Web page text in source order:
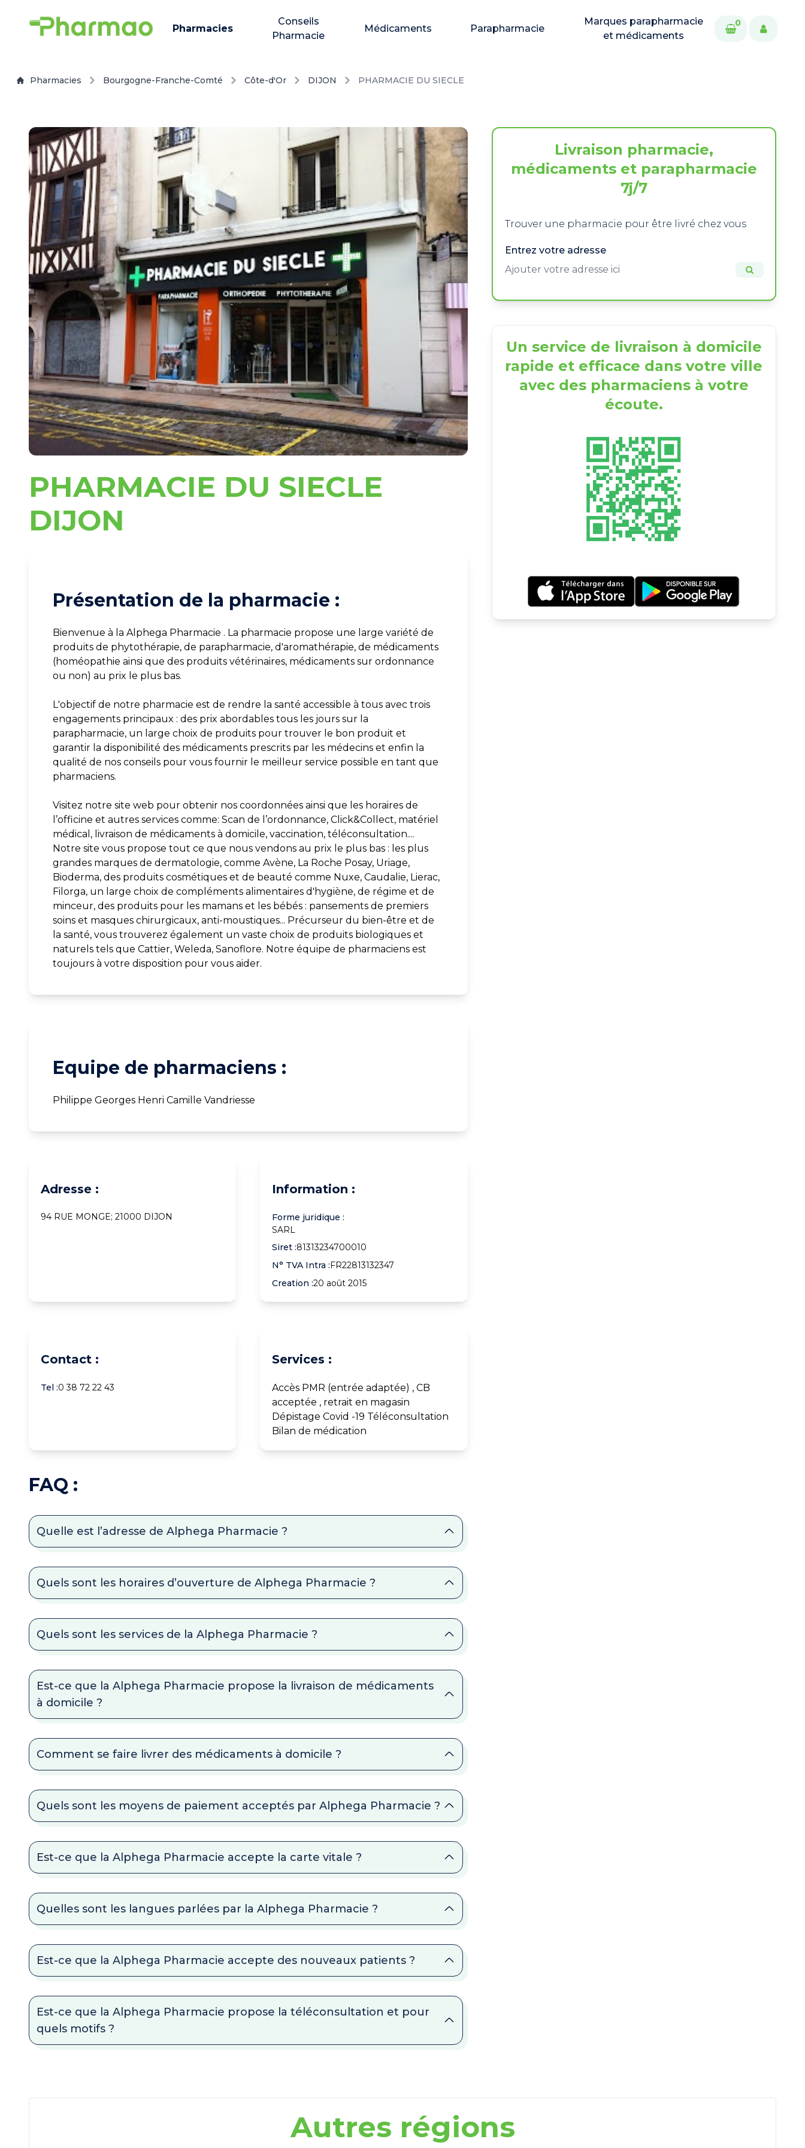
Pharmacies
Conseils
Pharmacie
Médicaments Parapharmacie
Marques parapharmacie
et médicaments
0
Pharmacies Bourgogne-Franche-Comté Côte-d'Or DIJON PHARMACIE DU SIECLE
PHARMACIE DU SIECLE
DIJON
Présentation de la pharmacie :
Bienvenue à la Alphega Pharmacie . La pharmacie propose une large variété de
produits de phytothérapie, de parapharmacie, d'aromathérapie, de médicaments
(homéopathie ainsi que des produits vétérinaires, médicaments sur ordonnance
ou non) au prix le plus bas.
L'objectif de notre pharmacie est de rendre la santé accessible à tous avec trois
engagements principaux : des prix abordables tous les jours sur la
parapharmacie, un large choix de produits pour trouver le bon produit et
garantir la disponibilité des médicaments prescrits par les médecins et enfin la
qualité de nos conseils pour vous fournir le meilleur service possible en tant que
pharmaciens.
Visitez notre site web pour obtenir nos coordonnées ainsi que les horaires de
l’officine et autres services comme: Scan de l’ordonnance, Click&Collect, matériel
médical, livraison de médicaments à domicile, vaccination, téléconsultation....
Notre site vous propose tout ce que nous vendons au prix le plus bas : les plus
grandes marques de dermatologie, comme Avène, La Roche Posay, Uriage,
Bioderma, des produits cosmétiques et de beauté comme Nuxe, Caudalie, Lierac,
Filorga, un large choix de compléments alimentaires d'hygiène, de régime et de
minceur, des produits pour les mamans et les bébés : pansements de premiers
soins et masques chirurgicaux, anti-moustiques... Précurseur du bien-être et de
la santé, vous trouverez également un vaste choix de produits biologiques et
naturels tels que Cattier, Weleda, Sanoflore. Notre équipe de pharmaciens est
toujours à votre disposition pour vous aider.
Equipe de pharmaciens :
Philippe Georges Henri Camille Vandriesse
Adresse :
94 RUE MONGE; 21000 DIJON
Information :
Forme juridique :
SARL
Siret :81313234700010
N° TVA Intra :FR22813132347
Creation :20 août 2015
Contact :
Tel :0 38 72 22 43
Services :
Accès PMR (entrée adaptée) , CB
acceptée , retrait en magasin
Dépistage Covid -19 Téléconsultation
Bilan de médication
FAQ :
Quelle est l’adresse de Alphega Pharmacie ?
Quels sont les horaires d’ouverture de Alphega Pharmacie ?
Quels sont les services de la Alphega Pharmacie ?
Est-ce que la Alphega Pharmacie propose la livraison de médicaments
à domicile ?
Comment se faire livrer des médicaments à domicile ?
Quels sont les moyens de paiement acceptés par Alphega Pharmacie ?
Est-ce que la Alphega Pharmacie accepte la carte vitale ?
Quelles sont les langues parlées par la Alphega Pharmacie ?
Est-ce que la Alphega Pharmacie accepte des nouveaux patients ?
Est-ce que la Alphega Pharmacie propose la téléconsultation et pour
quels motifs ?
Livraison pharmacie,
médicaments et parapharmacie
7j/7
Trouver une pharmacie pour être livré chez vous
Entrez votre adresse
Un service de livraison à domicile
rapide et efficace dans votre ville
avec des pharmaciens à votre
écoute.
Autres régions